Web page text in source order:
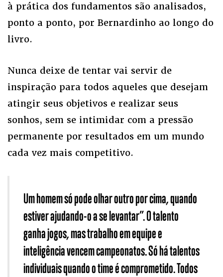
à prática dos fundamentos são analisados,
ponto a ponto, por Bernardinho ao longo do
livro.
Nunca deixe de tentar vai servir de
inspiração para todos aqueles que desejam
atingir seus objetivos e realizar seus
sonhos, sem se intimidar com a pressão
permanente por resultados em um mundo
cada vez mais competitivo.
Um homem só pode olhar outro por cima, quando
estiver ajudando-o a se levantar”. O talento
ganha jogos, mas trabalho em equipe e
inteligência vencem campeonatos. Só há talentos
individuais quando o time é comprometido. Todos